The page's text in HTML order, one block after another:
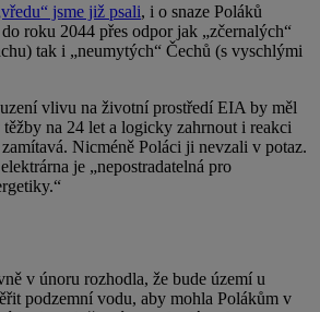
jsme již psali, i o snaze Poláků
roku 2044 přes odpor jak „zčernalých“
tak i „neumytých“ Čechů (s vyschlými
vlivu na životní prostředí EIA by měl
na 24 let a logicky zahrnout i reakci
Nicméně Poláci ji nevzali v potaz.
je „nepostradatelná pro
v únoru rozhodla, že bude území u
podzemní vodu, aby mohla Polákům v